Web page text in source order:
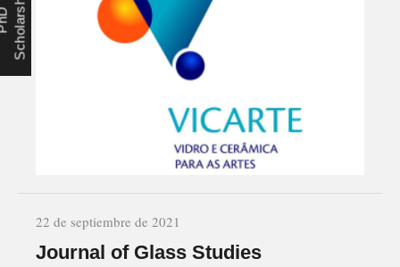
s
22 de septiembre de 2021
Journal of Glass Studies